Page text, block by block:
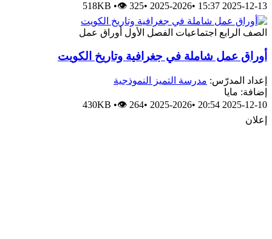
2025-12-13 15:37
•
2025-2026
•
518KB •👁 325
الصف الرابع اجتماعيات الفصل الأول أوراق عمل
أوراق عمل شاملة في جغرافية وتاريخ الكويت
إعداد المدرّس: مدرسة التميز النموذجية
إضافة: مايا
2025-12-10 20:54
•
2025-2026
•
430KB •👁 264
إعلان